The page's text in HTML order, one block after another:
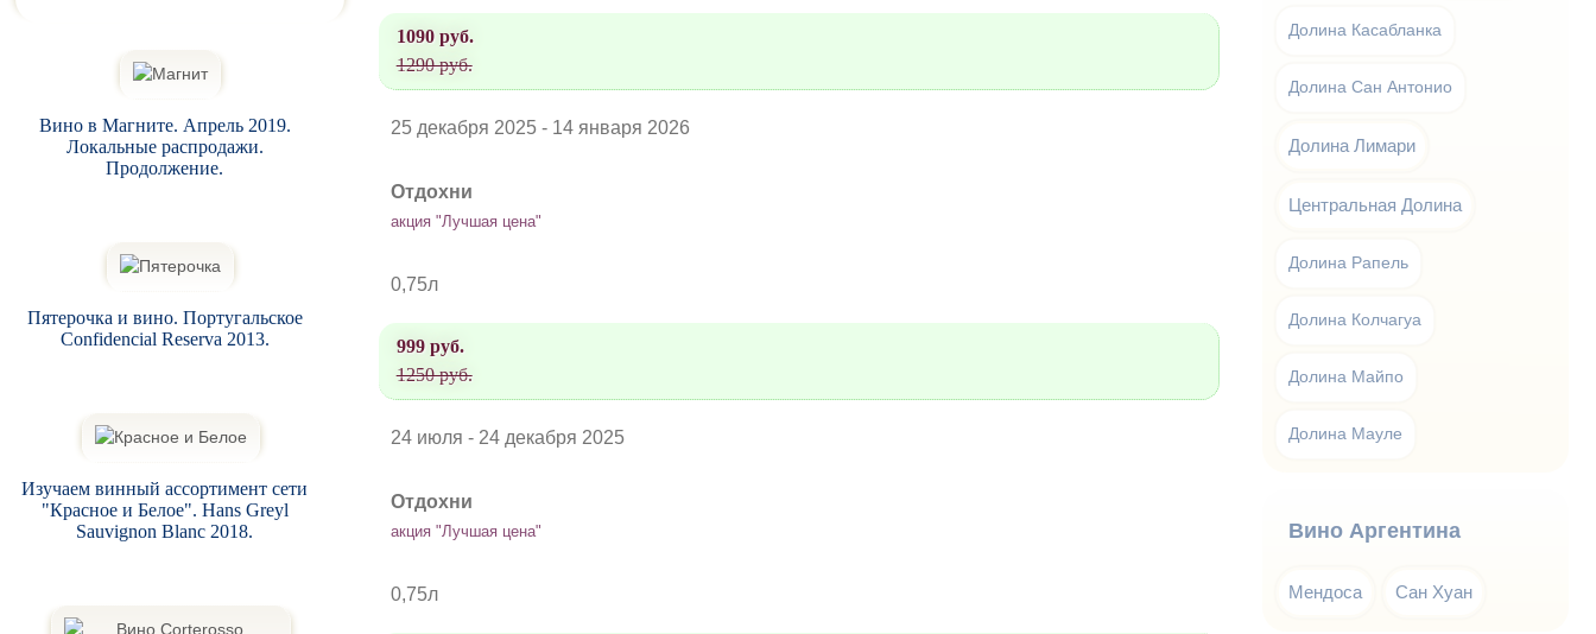
1090 руб.
1290 руб.
25 декабря 2025 - 14 января 2026
Отдохни
акция "Лучшая цена"
0,75л
999 руб.
1250 руб.
24 июля - 24 декабря 2025
Отдохни
акция "Лучшая цена"
0,75л
Вино в Магните. Апрель 2019.
Локальные распродажи.
Продолжение.
Пятерочка и вино. Португальское
Confidencial Reserva 2013.
Изучаем винный ассортимент сети
"Красное и Белое". Hans Greyl
Sauvignon Blanc 2018.
Долина Касабланка
Долина Сан Антонио
Долина Лимари
Центральная Долина
Долина Рапель
Долина Колчагуа
Долина Майпо
Долина Мауле
Вино Аргентина
Мендоса Сан Хуан